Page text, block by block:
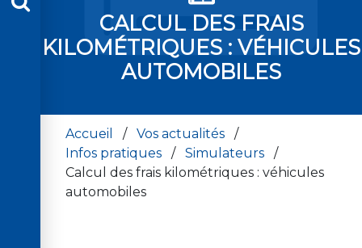
CALCUL DES FRAIS
KILOMÉTRIQUES : VÉHICULES
AUTOMOBILES
Accueil / Vos actualités
/
Infos pratiques
/ Simulateurs
/
Calcul des frais kilométriques : véhicules
automobiles